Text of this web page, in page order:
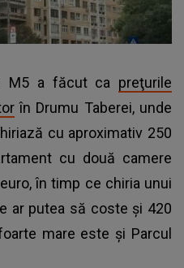
M5 a făcut ca preţurile
în Drumu Taberei, unde
cu aproximativ 250
cu două camere
în timp ce chiria unui
ar putea să coste şi 420
mare este şi Parcul